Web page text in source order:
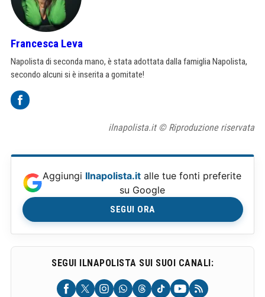
Francesca Leva
Napolista di seconda mano, è stata adottata dalla famiglia Napolista,
secondo alcuni si è inserita a gomitate!
ilnapolista.it © Riproduzione riservata
Aggiungi Ilnapolista.it alle tue fonti preferite
su Google
SEGUI ORA
SEGUI ILNAPOLISTA SUI SUOI CANALI: